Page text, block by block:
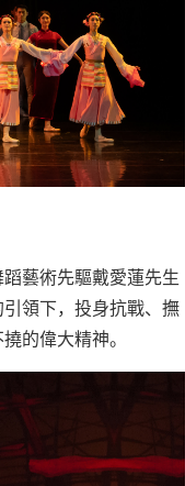
藝術先驅戴愛蓮先生
領下，投身抗戰、撫
的偉大精神。